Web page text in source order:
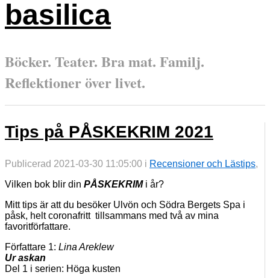
basilica
Böcker. Teater. Bra mat. Familj.
Reflektioner över livet.
Tips på PÅSKEKRIM 2021
Publicerad 2021-03-30 11:05:00 i Recensioner och Lästips,
Vilken bok blir din PÅSKEKRIMi år?
Mitt tips är att du besöker Ulvön och Södra Bergets Spa i
påsk, helt coronafritt tillsammans med två av mina
favoritförfattare.
Författare 1: Lina Areklew
Ur askan
Del 1 i serien: Höga kusten